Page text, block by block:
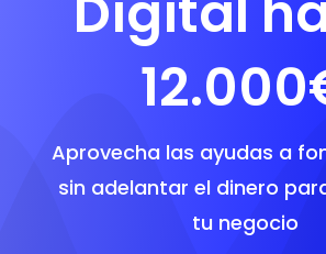
Aprovecha las ayudas a
sin adelantar el dinero
tu negocio